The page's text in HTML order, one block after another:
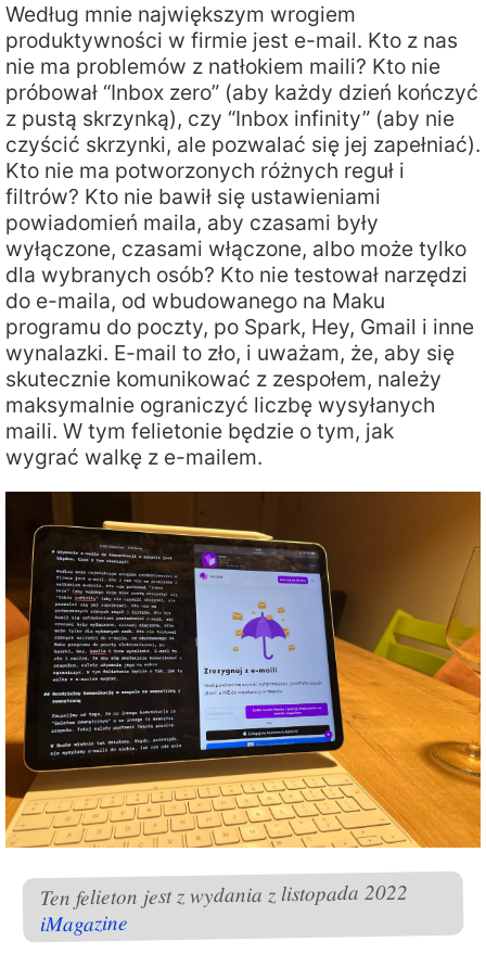
Według mnie największym wrogiem
produktywności w firmie jest e-mail. Kto z nas
nie ma problemów z natłokiem maili? Kto nie
próbował “Inbox zero” (aby każdy dzień kończyć
z pustą skrzynką), czy “Inbox infinity” (aby nie
czyścić skrzynki, ale pozwalać się jej zapełniać).
Kto nie ma potworzonych różnych reguł i
filtrów? Kto nie bawił się ustawieniami
powiadomień maila, aby czasami były
wyłączone, czasami włączone, albo może tylko
dla wybranych osób? Kto nie testował narzędzi
do e-maila, od wbudowanego na Maku
programu do poczty, po Spark, Hey, Gmail i inne
wynalazki. E-mail to zło, i uważam, że, aby się
skutecznie komunikować z zespołem, należy
maksymalnie ograniczyć liczbę wysyłanych
maili. W tym felietonie będzie o tym, jak
wygrać walkę z e-mailem.
Ten felieton jest z wydania z listopada 2022
iMagazine